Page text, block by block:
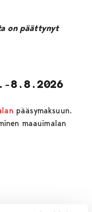
on päättynyt
8.8.2026
pääsymaksuun.
maauimalan